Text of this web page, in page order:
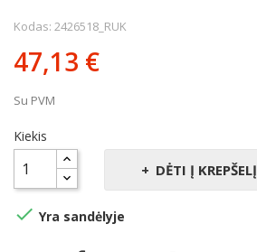
Kodas: 2426518_RUK
47,13 €
Su PVM
Kiekis
DĖTI Į KREPŠELĮ
 Yra sandėlyje